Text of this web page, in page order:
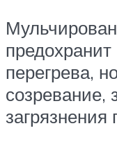
предохранит
перегрева,
созревание,
загрязнения